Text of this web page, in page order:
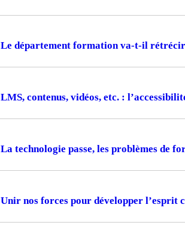
Le département formation va-t-il
LMS, contenus, vidéos, etc. :
La technologie passe, les problèmes de
Unir nos forces pour développer l’esprit